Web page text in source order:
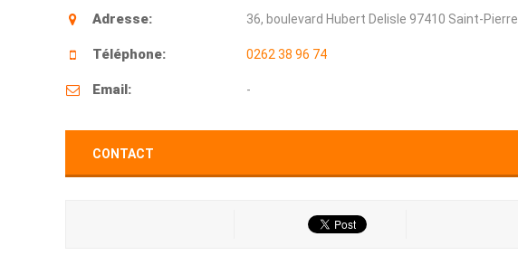
Adresse: 36, boulevard Hubert Delisle 97410 Saint-Pierre
Téléphone: 0262 38 96 74
Email: -
CONTACT